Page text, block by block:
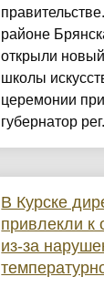
районе
открыли новый
школы
церемонии
губернатор
В Курске
привлекли к
из-за